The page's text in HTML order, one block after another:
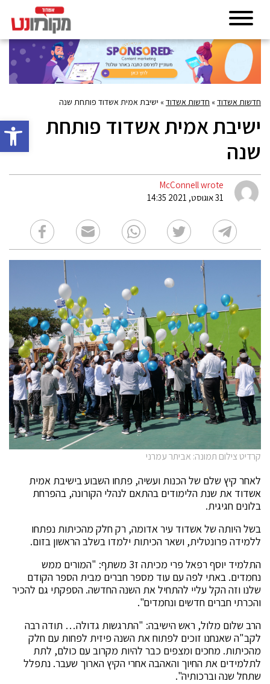
פתח
חדשות אשדוד» חדשות אשדוד» ישיבת אמית אשדוד פותחת שנה
ישיבת אמית אשדוד פותחת
שנה
McConnell wrote
31 אוגוסט, 2021 14:35
קרדיט צילום תמונה: אביתר עמרני
לאחר קיץ שלם של הכנות ועשיה, פתחו השבוע בישיבת אמית
אשדוד את שנת הלימודים בהתאם לנהלי הקורונה, בהפרחת
בלונים חגיגית.
בשל היותה של אשדוד עיר אדומה, רק חלק מהכיתות נפתחו
ללמידה פרונטלית, ושאר הכיתות ילמדו בשלב הראשון בזום.
התלמיד יוסף רפאל פרי מכיתה ז3 משתף: "המורים ממש
נחמדים. באתי לפה עם עוד מספר חברים מבית הספר הקודם
שלנו וזה הקל עליי להתחיל את השנה החדשה. הספקתי גם להכיר
והכרתי חברים חדשים ונחמדים".
הרב שלום מלול, ראש הישיבה: "התרגשות גדולה… תודה רבה
לקב"ה שאנחנו זוכים לפתוח את השנה פיזית לפחות עם חלק
מהכיתות. מחכים ומצפים כבר להיות מקרוב עם כולם, לתת
לתלמידים את החיוך והאהבה אחרי הקיץ הארוך שעבר. נתפלל
שתחל שנה וברכותיה".